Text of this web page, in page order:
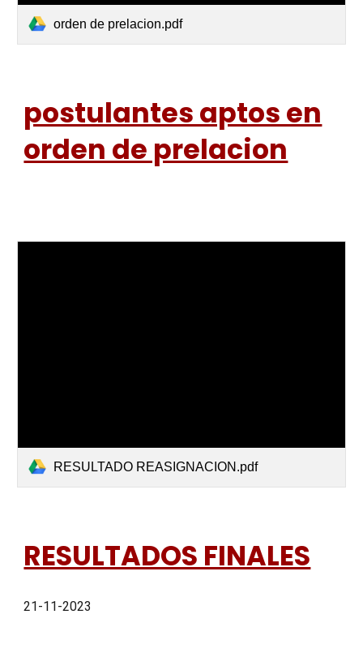
orden de prelacion.pdf
postulantes aptos en
orden de prelacion
RESULTADO REASIGNACION.pdf
RESULTADOS FINALES
21-11-2023